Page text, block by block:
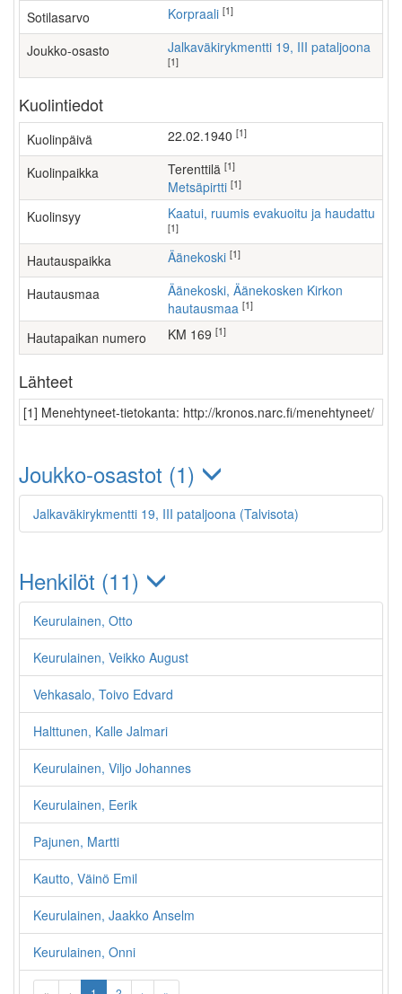
Sotilasarvo Korpraali [1]
Joukko-osasto Jalkaväkirykmentti 19, III pataljoona
[1]
Kuolintiedot
Kuolinpäivä 22.02.1940 [1]
Kuolinpaikka Terenttilä [1]
Metsäpirtti [1]
Kuolinsyy Kaatui, ruumis evakuoitu ja haudattu
[1]
Hautauspaikka Äänekoski [1]
Hautausmaa
Äänekoski, Äänekosken Kirkon
hautausmaa [1]
Hautapaikan numero KM 169 [1]
Lähteet
[1] Menehtyneet-tietokanta: http://kronos.narc.fi/menehtyneet/
Joukko-osastot (1)
Jalkaväkirykmentti 19, III pataljoona (Talvisota)
Henkilöt (11)
Keurulainen, Otto
Keurulainen, Veikko August
Vehkasalo, Toivo Edvard
Halttunen, Kalle Jalmari
Keurulainen, Viljo Johannes
Keurulainen, Eerik
Pajunen, Martti
Kautto, Väinö Emil
Keurulainen, Jaakko Anselm
Keurulainen, Onni